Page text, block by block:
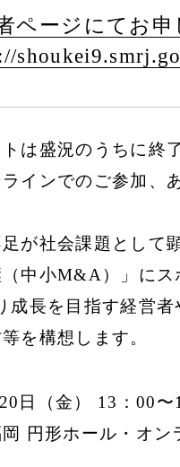
ページにてお
/
は盛況のうちに終
インでのご参加、
が社会課題として
中小M&A）」に
長を目指す経営
を構想します。
日（金） 13：00〜
岡 円形ホール・オン